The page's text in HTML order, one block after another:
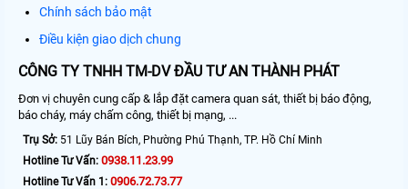
Chính sách bảo mật
Điều kiện giao dịch chung
CÔNG TY TNHH TM-DV ĐẦU TƯ AN THÀNH PHÁT
Đơn vị chuyên cung cấp & lắp đặt camera quan sát, thiết bị báo động,
báo cháy, máy chấm công, thiết bị mạng, ...
Trụ Sở: 51 Lũy Bán Bích, Phường Phú Thạnh, TP. Hồ Chí Minh
Hotline Tư Vấn: 0938.11.23.99
Hotline Tư Vấn 1: 0906.72.73.77